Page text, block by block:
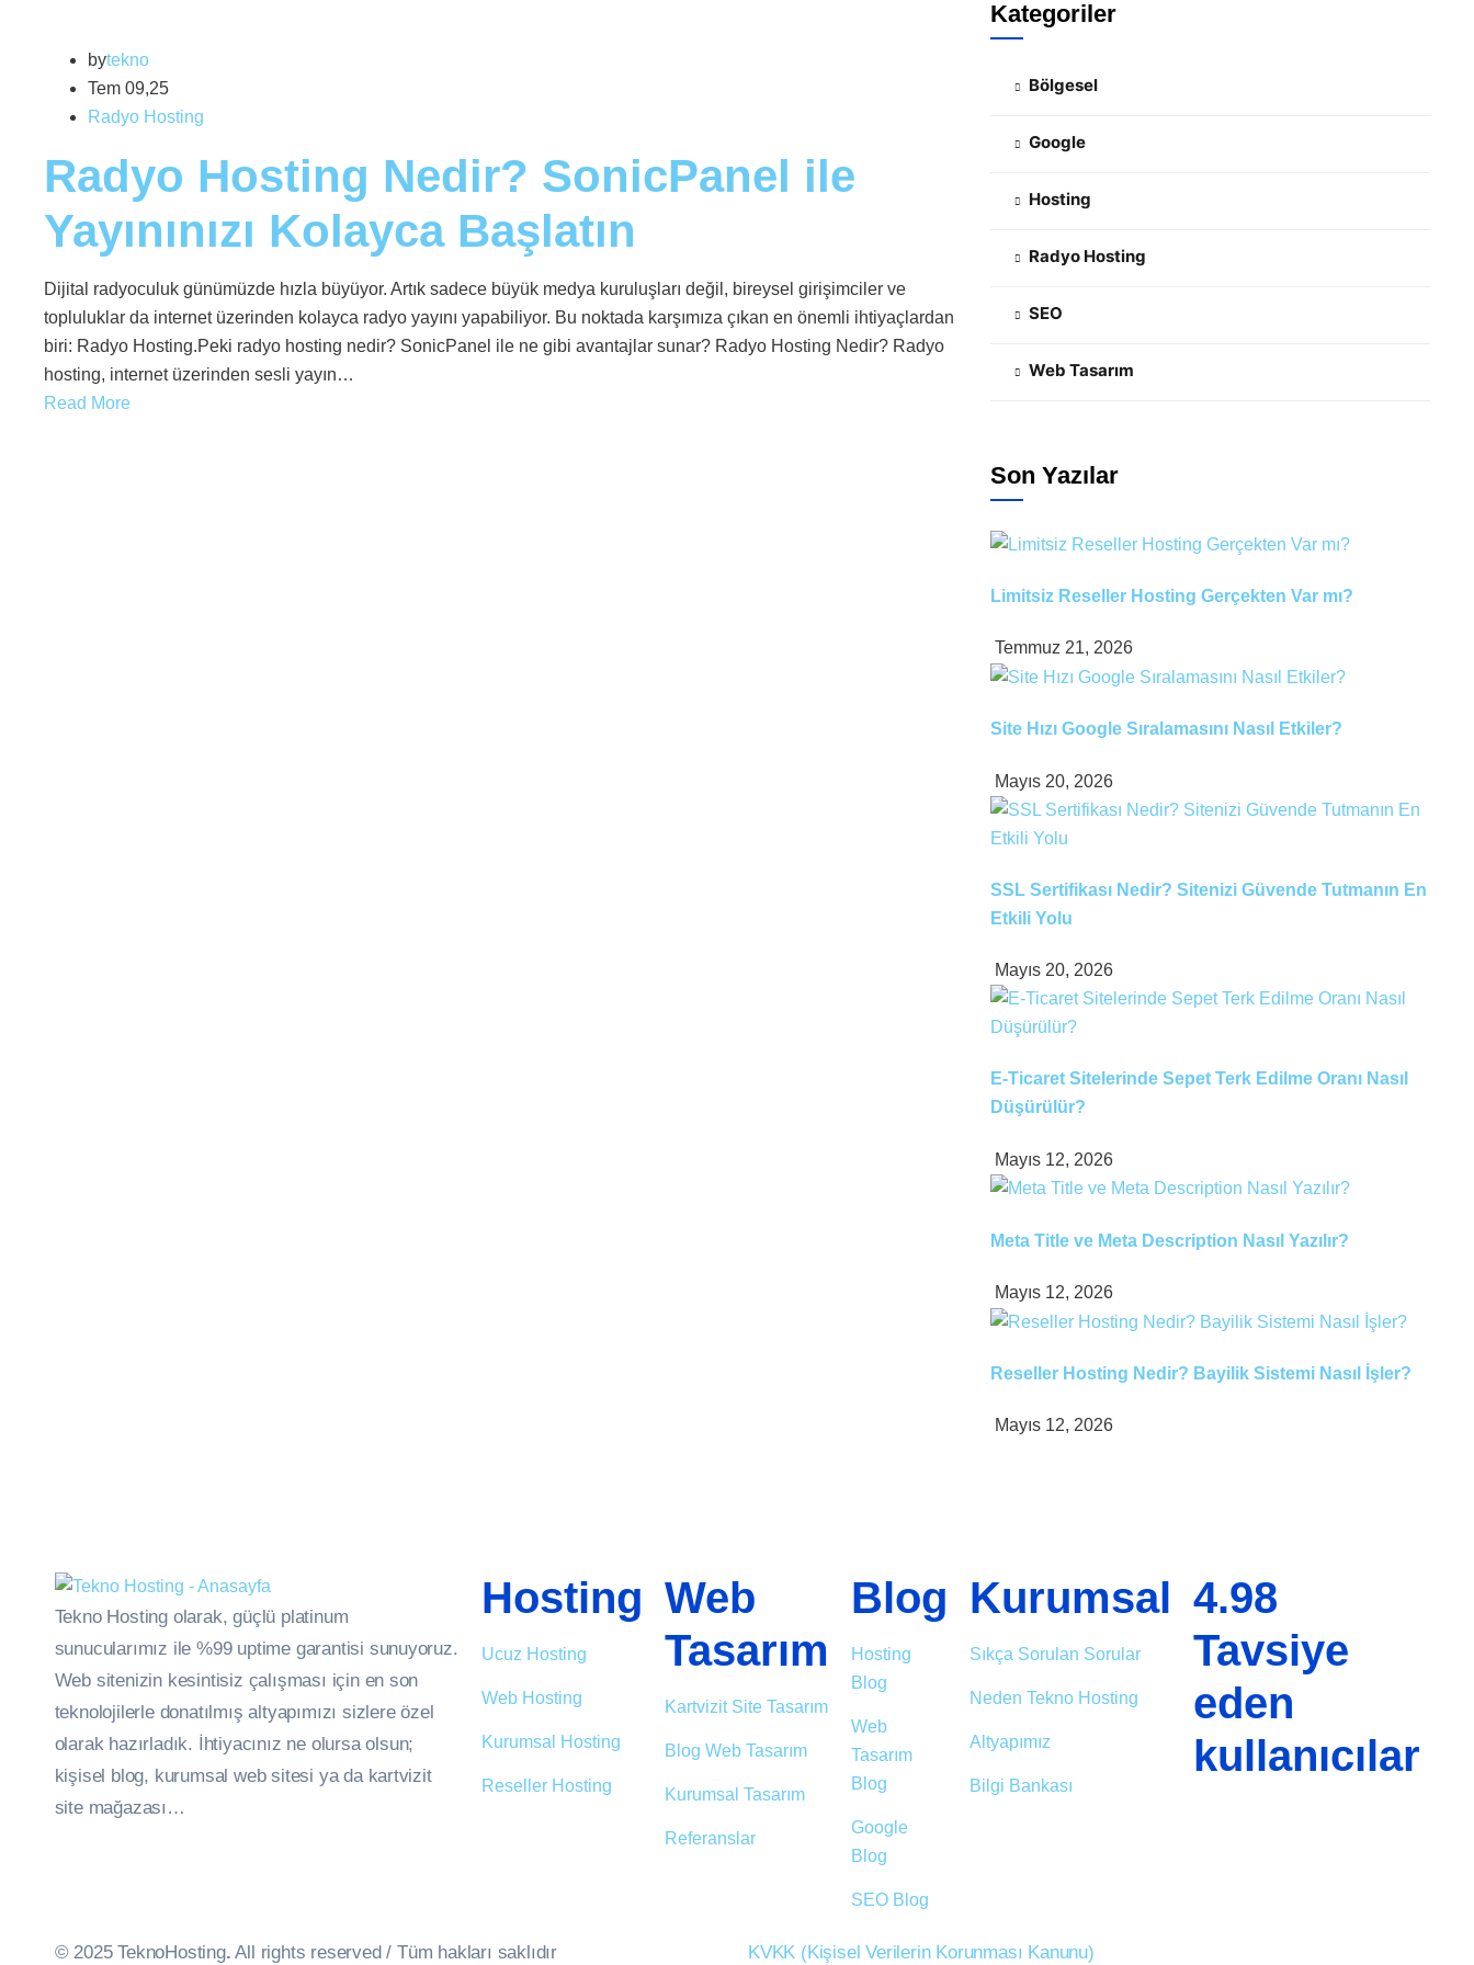
bytekno
Tem 09,25
Radyo Hosting
Radyo Hosting Nedir? SonicPanel ile
Yayınınızı Kolayca Başlatın
Dijital radyoculuk günümüzde hızla büyüyor. Artık sadece büyük medya kuruluşları değil, bireysel girişimciler ve
topluluklar da internet üzerinden kolayca radyo yayını yapabiliyor. Bu noktada karşımıza çıkan en önemli ihtiyaçlardan
biri: Radyo Hosting.Peki radyo hosting nedir? SonicPanel ile ne gibi avantajlar sunar? Radyo Hosting Nedir? Radyo
hosting, internet üzerinden sesli yayın…
Read More
Kategoriler
Bölgesel
Google
Hosting
Radyo Hosting
SEO
Web Tasarım
Son Yazılar
Limitsiz Reseller Hosting Gerçekten Var mı?
Temmuz 21, 2026
Site Hızı Google Sıralamasını Nasıl Etkiler?
Mayıs 20, 2026
SSL Sertifikası Nedir? Sitenizi Güvende Tutmanın En
Etkili Yolu
Mayıs 20, 2026
E-Ticaret Sitelerinde Sepet Terk Edilme Oranı Nasıl
Düşürülür?
Mayıs 12, 2026
Meta Title ve Meta Description Nasıl Yazılır?
Mayıs 12, 2026
Reseller Hosting Nedir? Bayilik Sistemi Nasıl İşler?
Mayıs 12, 2026
Tekno Hosting olarak, güçlü platinum
sunucularımız ile %99 uptime garantisi sunuyoruz.
Web sitenizin kesintisiz çalışması için en son
teknolojilerle donatılmış altyapımızı sizlere özel
olarak hazırladık. İhtiyacınız ne olursa olsun;
kişisel blog, kurumsal web sitesi ya da kartvizit
site mağazası…
Hosting
Ucuz Hosting
Web Hosting
Kurumsal Hosting
Reseller Hosting
Web
Tasarım
Kartvizit Site Tasarım
Blog Web Tasarım
Kurumsal Tasarım
Referanslar
Blog
Hosting
Blog
Web
Tasarım
Blog
Google
Blog
SEO Blog
Kurumsal
Sıkça Sorulan Sorular
Neden Tekno Hosting
Altyapımız
Bilgi Bankası
4.98
Tavsiye
eden
kullanıcılar
© 2025 TeknoHosting. All rights reserved / Tüm hakları saklıdır KVKK (Kişisel Verilerin Korunması Kanunu)